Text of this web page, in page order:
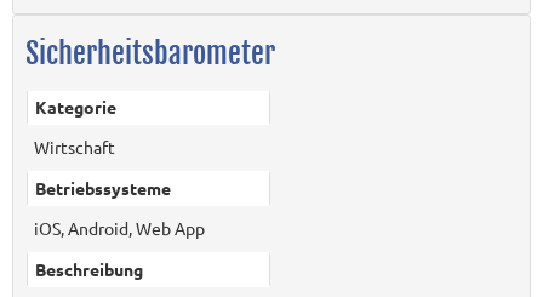
Sicherheitsbarometer
Kategorie
Wirtschaft
Betriebssysteme
iOS, Android, Web App
Beschreibung